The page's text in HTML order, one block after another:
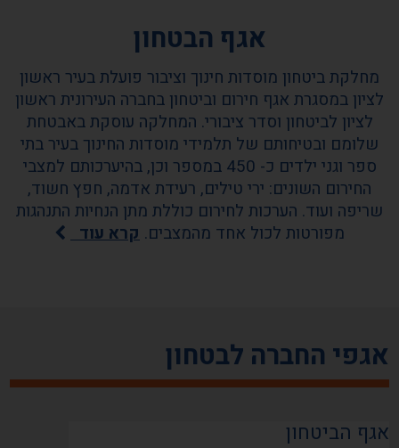
אגף הבטחון
מחלקת ביטחון מוסדות חינוך וציבור פועלת בעיר ראשון
לציון במסגרת אגף חירום וביטחון בחברה העירונית ראשון
לציון לביטחון וסדר ציבורי. המחלקה עוסקת באבטחת
שלומם ובטיחותם של תלמידי מוסדות החינוך בעיר בתי
ספר וגני ילדים כ- 450 במספר וכן, בהיערכותם למצבי
החירום השונים: ירי טילים, רעידת אדמה, חפץ חשוד,
שריפה ועוד. הערכות לחירום כוללת מתן הנחיות התנהגות
מפורטות לכול אחד מהמצבים. קרא עוד
אגפי החברה לבטחון
אגף הביטחון